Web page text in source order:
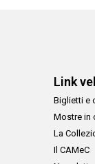
Link
Biglietti e
Mostre in
La
Il CAMeC